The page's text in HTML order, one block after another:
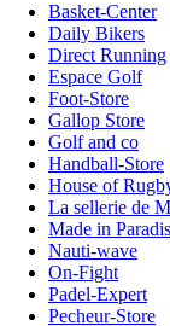
Basket-Center
Daily Bikers
Direct Running
Espace Golf
Foot-Store
Gallop Store
Golf and co
Handball-Store
House of
La sellerie de
Made in Paradis
Nauti-wave
On-Fight
Padel-Expert
Pecheur-Store